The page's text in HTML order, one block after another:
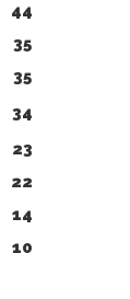
44
35
35
34
23
22
14
10